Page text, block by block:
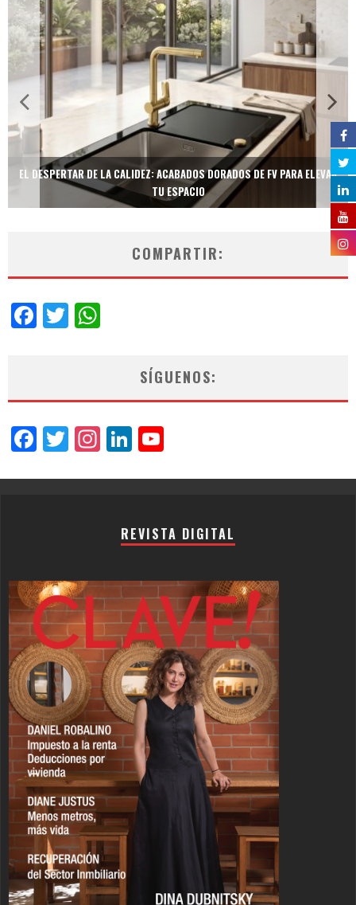
EL DESPERTAR DE LA CALIDEZ: ACABADOS DORADOS DE FV PARA ELEVAR
TU ESPACIO
COMPARTIR:
Facebook
Twitter
SÍGUENOS:
Facebook
Twitter
Instagram
LinkedIn
REVISTA DIGITAL